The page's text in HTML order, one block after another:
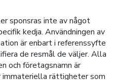
sponsras inte av något
kedja. Användningen av
är enbart i referenssyfte
de resmål de väljer. Alla
och företagsnamn är
immateriella rättigheter som